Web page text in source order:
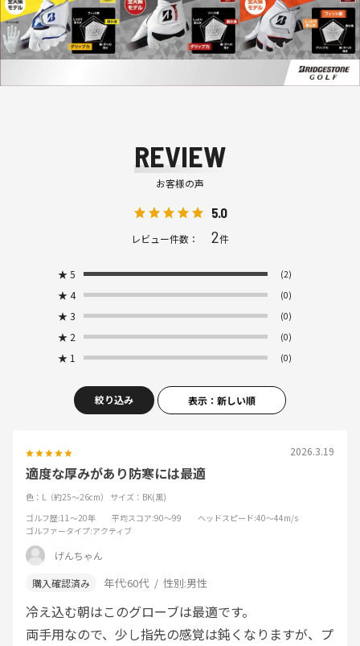
REVIEW
お客様の声
5.0
レビュー件数： 2件
★ 5 (2)
★ 4 (0)
★ 3 (0)
★ 2 (0)
★ 1 (0)
絞り込み 表示：新しい順
2026.3.19
適度な厚みがあり防寒には最適
色：L（約25～26cm）
サイズ：BK(黒)
ゴルフ歴:11～20年 平均スコア:90～99 ヘッドスピード:40～44m/s
ゴルファータイプ:アクティブ
げんちゃん
年代:60代 性別:男性
冷え込む朝はこのグローブは最適です。
両手用なので、少し指先の感覚は鈍くなりますが、プ